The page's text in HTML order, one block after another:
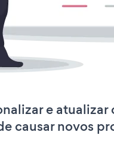
e atualizar
causar novos